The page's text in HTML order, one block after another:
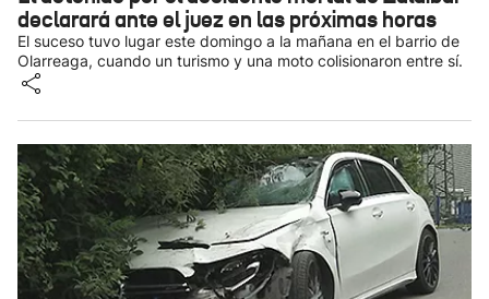
declarará ante el juez en las próximas horas
El suceso tuvo lugar este domingo a la mañana en el barrio de
Olarreaga, cuando un turismo y una moto colisionaron entre sí.